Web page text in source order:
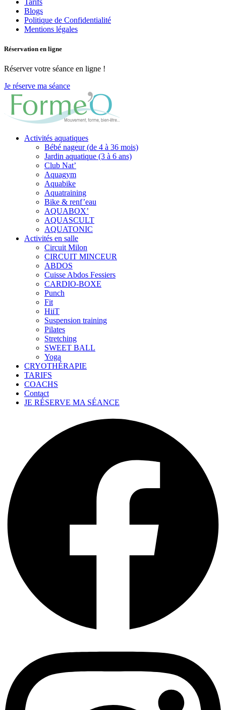
Blogs
Politique de Confidentialité
Mentions légales
Réservation en ligne
Réserver votre séance en ligne !
Je réserve ma séance
Activités aquatiques
Bébé nageur (de 4 à 36 mois)
Jardin aquatique (3 à 6 ans)
Club Nat’
Aquagym
Aquabike
Aquatraining
Bike & renf’eau
AQUABOX’
AQUASCULT
AQUATONIC
Activités en salle
Circuit Milon
CIRCUIT MINCEUR
ABDOS
Cuisse Abdos Fessiers
CARDIO-BOXE
Punch
Fit
HiiT
Suspension training
Pilates
Stretching
SWEET BALL
Yoga
CRYOTHÉRAPIE
TARIFS
COACHS
Contact
JE RÉSERVE MA SÉANCE